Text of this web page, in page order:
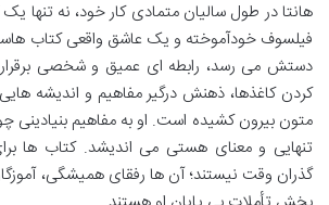
هانتا در طول سالیان متمادی کار خود، نه تنها یک
فیلسوف خودآموخته و یک عاشق واقعی کتاب
دستش می رسد، رابطه ای عمیق و شخصی
کردن کاغذها، ذهنش درگیر مفاهیم و اندیشه
متون بیرون کشیده است. او به مفاهیم بنیادینی
تنهایی و معنای هستی می اندیشد. کتاب ها
گذران وقت نیستند؛ آن ها رفقای همیشگی،